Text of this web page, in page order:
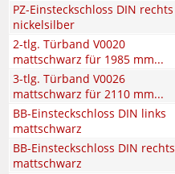
PZ-Einsteckschloss DIN rechts
nickelsilber
2-tlg. Türband V0020
mattschwarz für 1985 mm...
3-tlg. Türband V0026
mattschwarz für 2110 mm...
BB-Einsteckschloss DIN links
mattschwarz
BB-Einsteckschloss DIN rechts
mattschwarz